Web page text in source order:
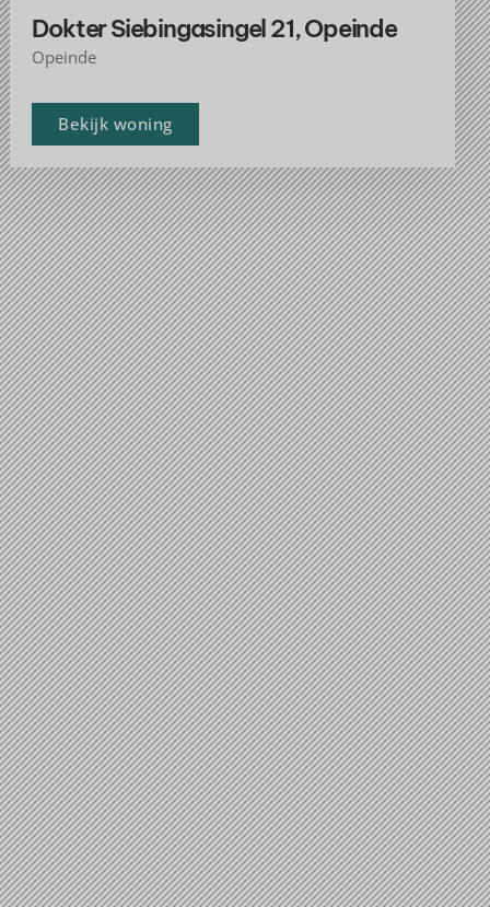
Dokter Siebingasingel 21, Opeinde
Opeinde
Bekijk woning